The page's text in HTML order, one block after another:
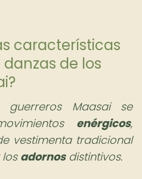
características
de los
Maasai se
enérgicos,
vestimenta tradicional
adornosdistintivos.